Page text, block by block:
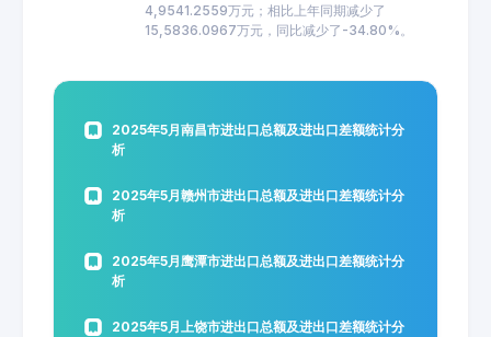
4,9541.2559万元；相比上年同期减少了
15,5836.0967万元，同比减少了-34.80%。
2025年5月南昌市进出口总额及进出口差额统计分
析
2025年5月赣州市进出口总额及进出口差额统计分
析
2025年5月鹰潭市进出口总额及进出口差额统计分
析
2025年5月上饶市进出口总额及进出口差额统计分